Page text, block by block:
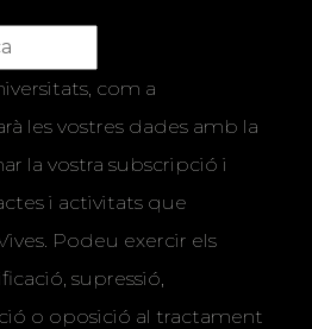
com a
les vostres dades amb la
la vostra subscripció i
i activitats que
Podeu exercir els
supressió,
o oposició al tractament